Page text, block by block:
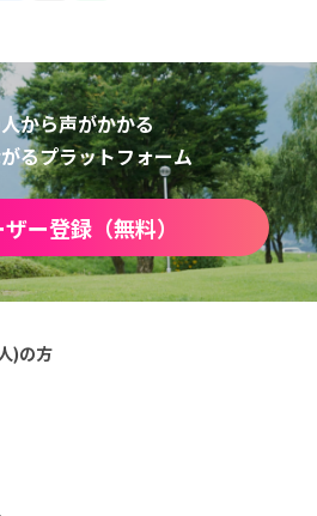
から声がかかる
るプラットフォーム
ー登録（無料）
)の方